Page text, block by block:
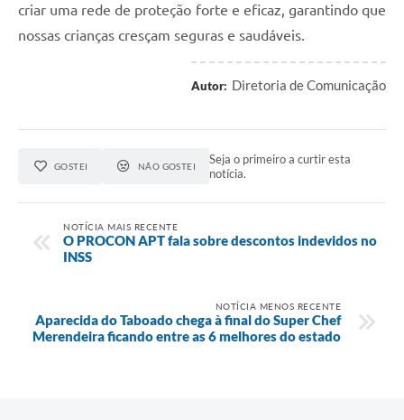
criar uma rede de proteção forte e eficaz, garantindo que
nossas crianças cresçam seguras e saudáveis.
Autor: Diretoria de Comunicação
GOSTEI NÃO GOSTEI
Seja o primeiro a curtir esta
notícia.
NOTÍCIA MAIS RECENTE
O PROCON APT fala sobre descontos indevidos no
INSS
NOTÍCIA MENOS RECENTE
Aparecida do Taboado chega à final do Super Chef
Merendeira ficando entre as 6 melhores do estado